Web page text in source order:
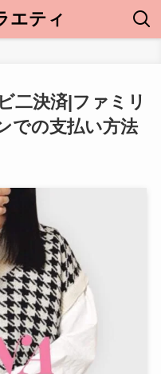
エティ
二決済|ファミリ
での支払い方法